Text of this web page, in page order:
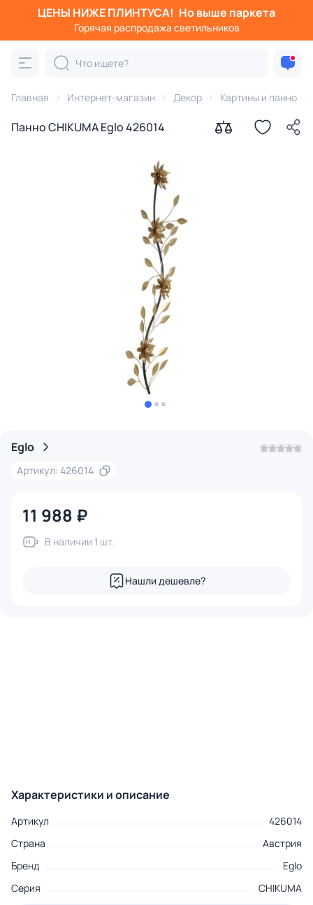
ЦЕНЫ НИЖЕ ПЛИНТУСА! Но выше паркета
Горячая распродажа светильников
Главная Интернет-магазин Декор Картины и панно
Панно CHIKUMA Eglo 426014
Eglo
Артикул: 426014
11 988 ₽
В наличии 1 шт.
Нашли дешевле?
Характеристики и описание
Артикул
426014
Страна
Австрия
Бренд
Eglo
Серия
CHIKUMA